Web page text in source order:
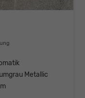
Metallic